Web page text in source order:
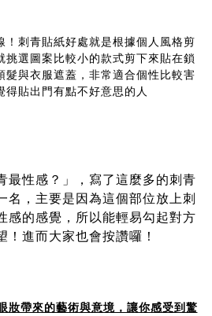
！刺青貼紙好處就是根據個人風格剪
挑選圖案比較小的款式剪下來貼在鎖
髮與衣服遮蓋，非常適合個性比較害
得貼出門有點不好意思的人
最性感？」，寫了這麼多的刺青
名，主要是因為這個部位放上刺
感的感覺，所以能輕易勾起對方
！進而大家也會按讚囉！
妝帶來的藝術與意境，讓你感受到驚